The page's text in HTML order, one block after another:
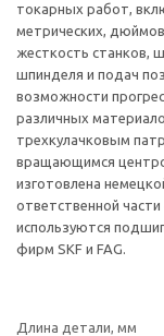
токарных работ,
метрических,
жесткость станков,
шпинделя и подач
возможности
различных
трехкулачковым
вращающимся
изготовлена
ответственной
используются
фирм SKF и FAG.
Длина детали, мм